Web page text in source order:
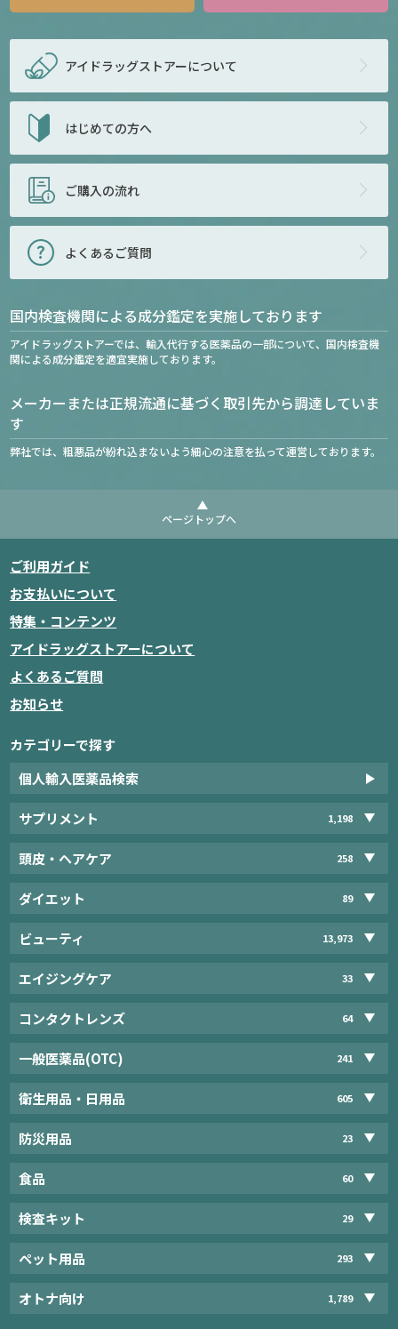
アイドラッグストアーについて
はじめての方へ
ご購入の流れ
よくあるご質問
国内検査機関による成分鑑定を実施しております
アイドラッグストアーでは、輸入代行する医薬品の一部について、国内検査機
関による成分鑑定を適宜実施しております。
メーカーまたは正規流通に基づく取引先から調達していま
す
弊社では、粗悪品が紛れ込まないよう細心の注意を払って運営しております。
ページトップへ
ご利用ガイド
お支払いについて
特集・コンテンツ
アイドラッグストアーについて
よくあるご質問
お知らせ
カテゴリーで探す
個人輸入医薬品検索
サプリメント 1,198
頭皮・ヘアケア 258
ダイエット 89
ビューティ 13,973
エイジングケア 33
コンタクトレンズ 64
一般医薬品(OTC) 241
衛生用品・日用品 605
防災用品 23
食品 60
検査キット 29
ペット用品 293
オトナ向け 1,789